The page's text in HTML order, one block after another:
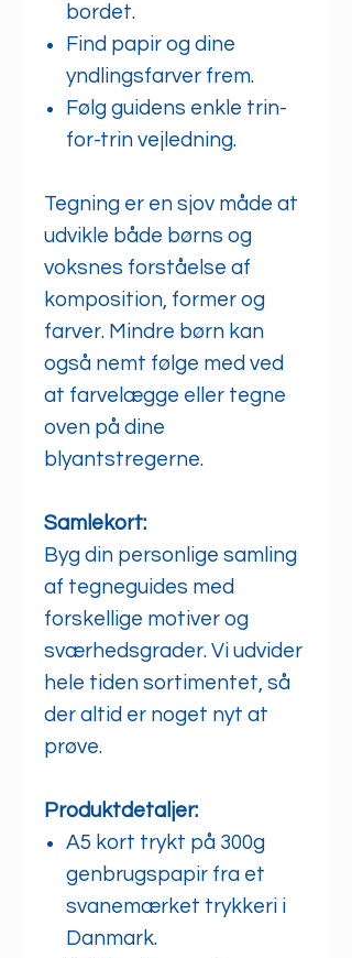
bordet.
Find papir og dine
yndlingsfarver frem.
Følg guidens enkle trin-
for-trin vejledning.
Tegning er en sjov måde at
udvikle både børns og
voksnes forståelse af
komposition, former og
farver. Mindre børn kan
også nemt følge med ved
at farvelægge eller tegne
oven på dine
blyantstregerne.
Samlekort:
Byg din personlige samling
af tegneguides med
forskellige motiver og
sværhedsgrader. Vi udvider
hele tiden sortimentet, så
der altid er noget nyt at
prøve.
Produktdetaljer:
A5 kort trykt på 300g
genbrugspapir fra et
svanemærket trykkeri i
Danmark.